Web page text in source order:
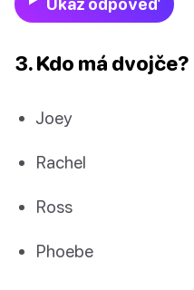
Ukaž odpověď
3. Kdo má dvojče?
Joey
Rachel
Ross
Phoebe